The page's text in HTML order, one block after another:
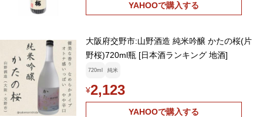
YAHOOで購入する
大阪府交野市:山野酒造 純米吟醸 かたの桜(片
野桜)720ml瓶 [日本酒ランキング 地酒]
720ml 純米
¥2,123
YAHOOで購入する